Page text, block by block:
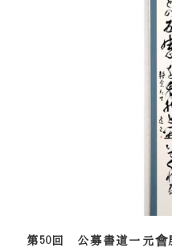
第50回 公募書道一元